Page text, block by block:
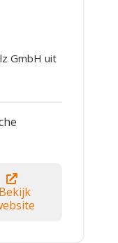
GmbH uit
Bekijk